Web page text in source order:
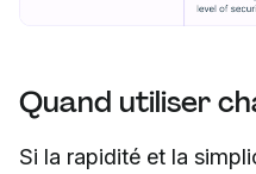
Quand utiliser
Si la rapidité et la